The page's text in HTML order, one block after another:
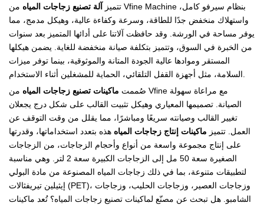
تتميز آلة تصنيع زجاجات المياه من Vfine Machine بنظام سيرفو كامل،
واستهلاك منخفض جدًا للطاقة، وسرعة وكفاءة عالية، وهيكل مدمج، مما
يوفر مساحة في الورشة. وقد حافظت آلاتنا على أدائها المتميز بعد سنوات
من الخبرة في السوق، وتتميز بتكلفة صيانة منخفضة للغاية. يضمن هيكلها
المستقر وموادها عالية الجودة المتانة والموثوقية، بينما توفر ميزات
صُممت ماكينات تصنيع زجاجات المياه من Vfine مع مراعاة سهولة
الصيانة. تصميمها المعياري وهيكل تثبيت القالب على شكل درج يجعلان
تغيير القالب وصيانته سريعًا ومباشرًا، مما يقلل من وقت التوقف عن
العمل. تتميز ماكينات إنتاج زجاجات المياه هذه بتعدد استخداماتها، وقدرتها
على إنتاج مجموعة واسعة من أنواع وأحجام الزجاجات، من الزجاجات
الصغيرة سعة 50 مل إلى الزجاجات الكبيرة سعة 2 لتر. وهي مناسبة
لتطبيقات متنوعة، بما في ذلك زجاجات المياه المصنوعة من مادة البولي
إيثيلين تيريفثالات (PET)، وزجاجات العصير، وزجاجات الحليب، وزجاجات
الشامبو. هل تبحث عن مصنّع لماكينات تصنيع زجاجات المياه؟ تُعد ماكينات